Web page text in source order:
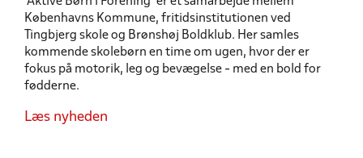
Københavns Kommune, fritidsinstitutionen ved
Tingbjerg skole og Brønshøj Boldklub. Her samles
kommende skolebørn en time om ugen, hvor der er
fokus på motorik, leg og bevægelse - med en bold for
fødderne.
Læs nyheden